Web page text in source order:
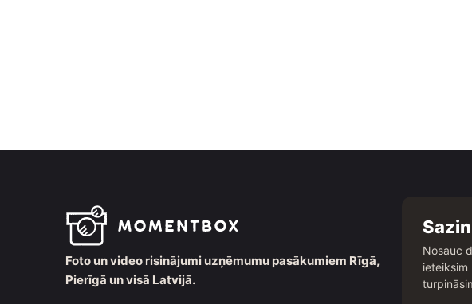
Foto un video risinājumi uzņēmumu pasākumiem Rīgā,
Pierīgā un visā Latvijā.
Nosauc
ieteiksim